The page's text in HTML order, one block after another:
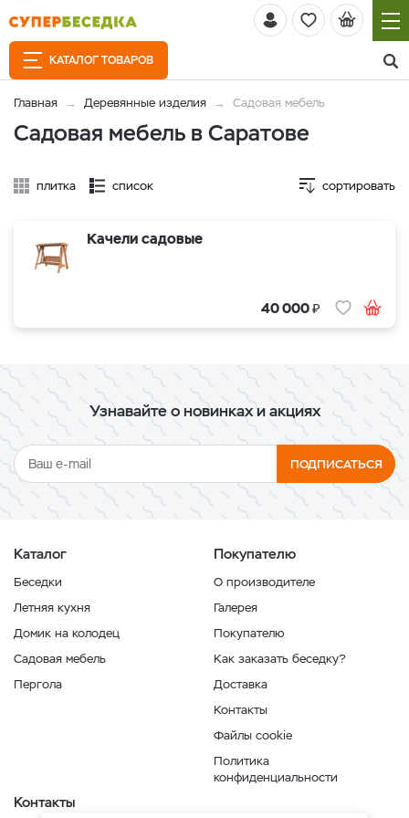
КАТАЛОГ ТОВАРОВ
Главная Деревянные изделия Садовая мебель
Садовая мебель в Саратове
плитка список сортировать
Качели садовые
40 000₽
Узнавайте о новинках и акциях
ПОДПИСАТЬСЯ
Каталог
Беседки
Летняя кухня
Домик на колодец
Садовая мебель
Пергола
Покупателю
О производителе
Галерея
Покупателю
Как заказать беседку?
Доставка
Контакты
Файлы cookie
Политика
конфиденциальности
Контакты